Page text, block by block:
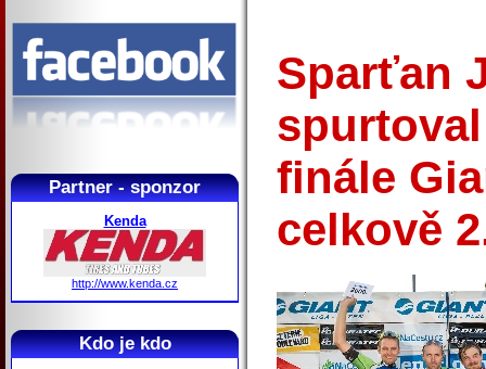
Partner - sponzor
Kenda
http://www.kenda.cz
Kdo je kdo
Sparťan
finále
celkově